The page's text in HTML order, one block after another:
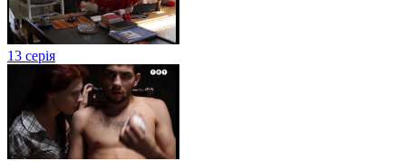
13 серія